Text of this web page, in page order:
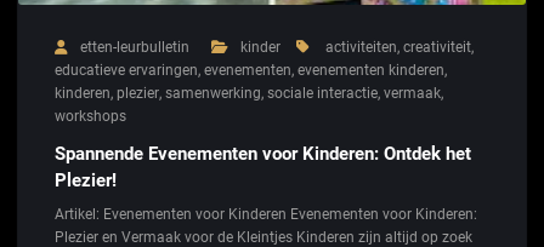
etten-leurbulletin kinder activiteiten, creativiteit,
educatieve ervaringen, evenementen, evenementen kinderen,
kinderen, plezier, samenwerking, sociale interactie, vermaak,
workshops
Spannende Evenementen voor Kinderen: Ontdek het
Plezier!
Artikel: Evenementen voor Kinderen Evenementen voor Kinderen:
Plezier en Vermaak voor de Kleintjes Kinderen zijn altijd op zoek